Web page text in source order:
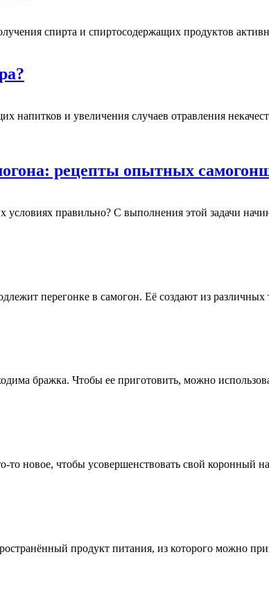
спирта и спиртосодержащих продуктов
напитков и увеличения случаев отравления
рецепты опытных
условиях правильно? С выполнения этой задачи
перегонке в самогон. Её создают из
бражка. Чтобы ее приготовить, можно
новое, чтобы усовершенствовать свой коронный
продукт питания, из которого можно